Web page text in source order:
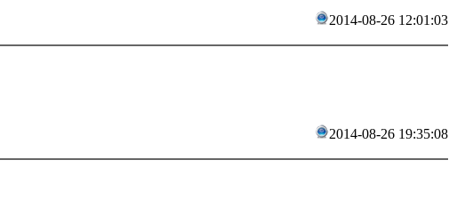
2014-08-26 12:01:03
2014-08-26 19:35:08